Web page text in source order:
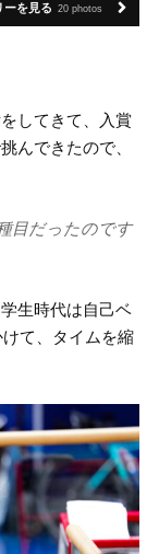
ーを見る 20 photos
してきて、入賞
んできたので、
目だったのです
生時代は自己ベ
て、タイムを縮